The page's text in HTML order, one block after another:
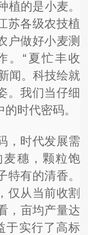
植的是小麦。
苏各级农技植
户做好小麦测
。“夏忙丰收
闻。科技绘就
。我们当仔细
时代密码。
，时代发展需
穗，颗粒饱
有的清香。
仅从当前收割
，亩均产量达
于实行了高标